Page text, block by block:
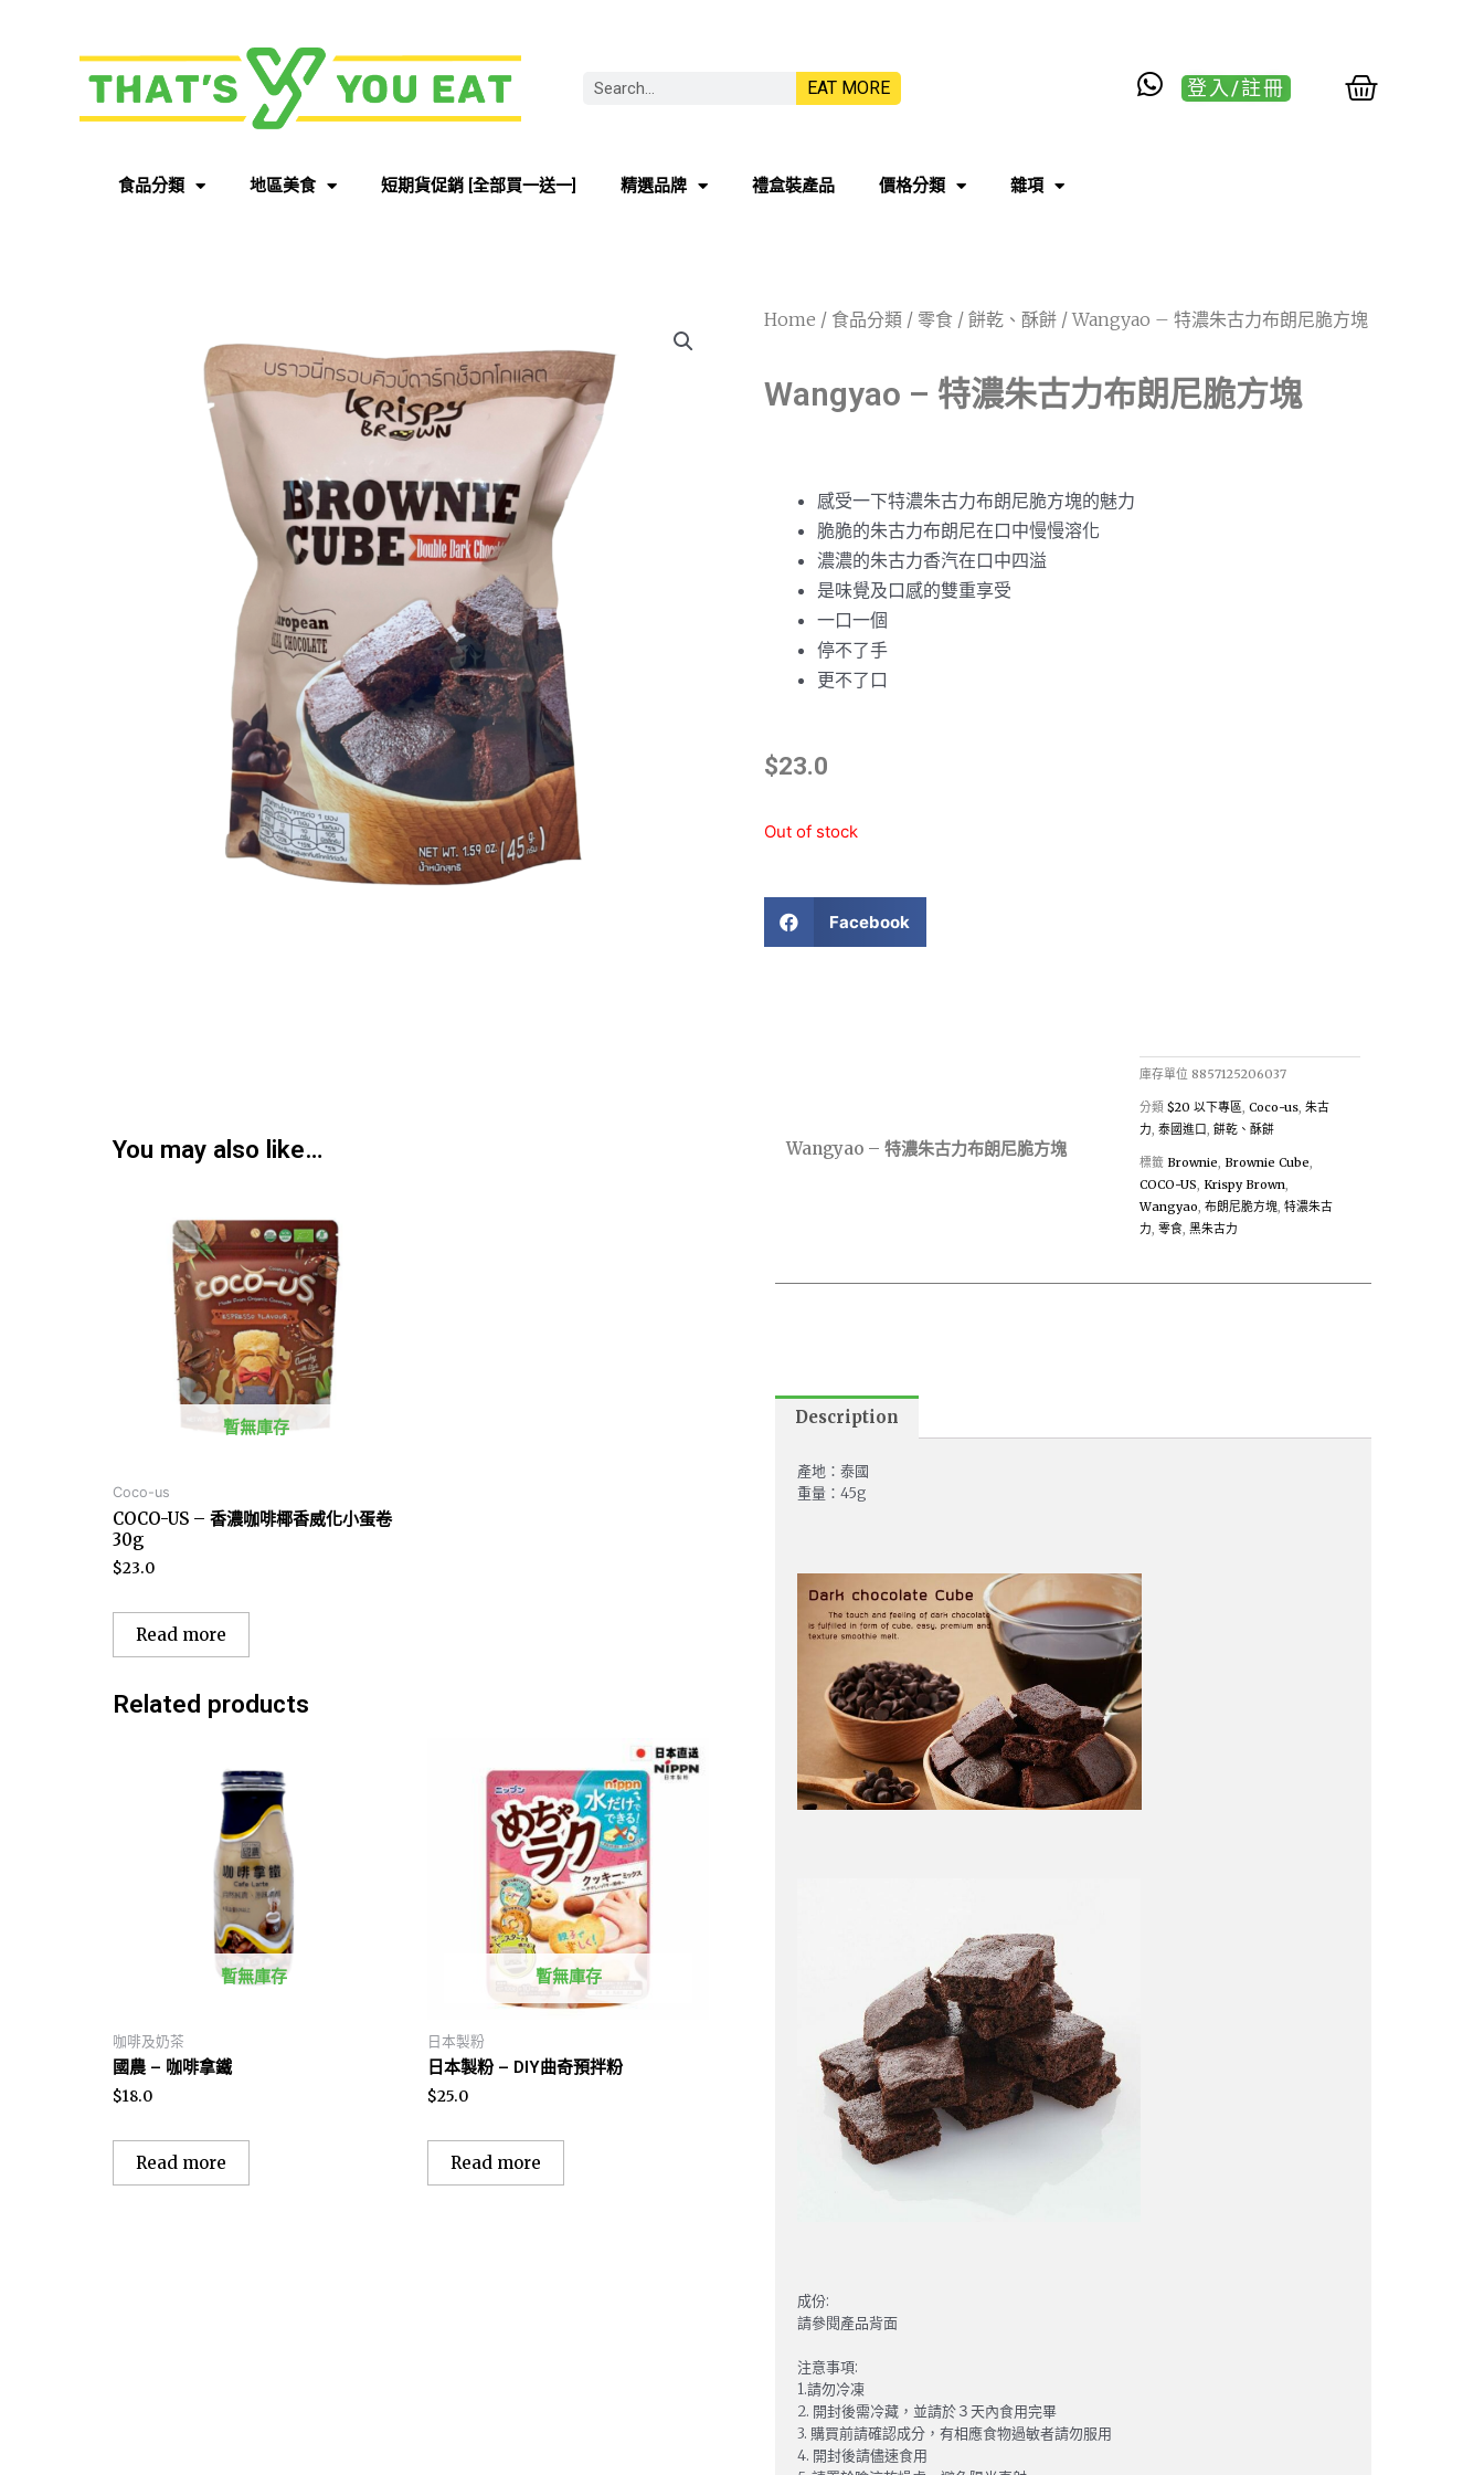
EAT MORE 登入/註冊
食品分類 地區美食 短期貨促銷 [全部買一送一] 精選品牌 禮盒裝產品 價格分類 雜項
Home / 食品分類 / 零食 / 餅乾、酥餅 / Wangyao – 特濃朱古力布朗尼脆方塊
Wangyao – 特濃朱古力布朗尼脆方塊
感受一下特濃朱古力布朗尼脆方塊的魅力
脆脆的朱古力布朗尼在口中慢慢溶化
濃濃的朱古力香汽在口中四溢
是味覺及口感的雙重享受
一口一個
停不了手
更不了口
$23.0
Out of stock
Facebook
You may also like…
暫無庫存
Coco-us
COCO-US – 香濃咖啡椰香威化小蛋卷
30g
$23.0
Read more
Related products
暫無庫存
咖啡及奶茶
國農 – 咖啡拿鐵
$18.0
Read more
暫無庫存
日本製粉
日本製粉 – DIY曲奇預拌粉
$25.0
Read more
Wangyao – 特濃朱古力布朗尼脆方塊
庫存單位 8857125206037
分類 $20 以下專區,Coco-us,朱古
力,泰國進口,餅乾、酥餅
標籤 Brownie, Brownie Cube,
COCO-US, Krispy Brown,
Wangyao,布朗尼脆方塊,特濃朱古
力,零食,黑朱古力
Description
產地：泰國
重量：45g
成份:
請參閱產品背面
注意事項:
1.請勿冷凍
2. 開封後需冷藏，並請於３天內食用完畢
3. 購買前請確認成分，有相應食物過敏者請勿服用
4. 開封後請儘速食用